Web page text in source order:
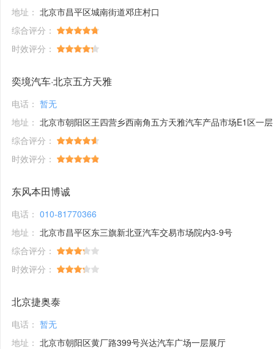
地址： 北京市昌平区城南街道邓庄村口
综合评分：
时效评分：
奕境汽车·北京五方天雅
电话： 暂无
地址： 北京市朝阳区王四营乡西南角五方天雅汽车产品市场E1区一层
综合评分：
时效评分：
东风本田博诚
电话： 010-81770366
地址： 北京市昌平区东三旗新北亚汽车交易市场院内3-9号
综合评分：
时效评分：
北京捷奥泰
电话： 暂无
地址： 北京市朝阳区黄厂路399号兴达汽车广场一层展厅